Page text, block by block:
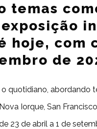
temas
hoje, com
de
quotidiano, abordando
Iorque, San
23 de abril a 1 de